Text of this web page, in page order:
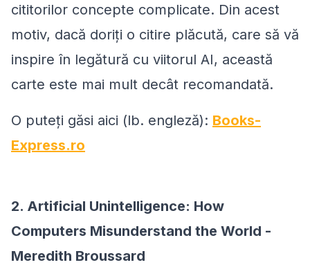
cititorilor concepte complicate. Din acest
motiv, dacă doriți o citire plăcută, care să vă
inspire în legătură cu viitorul AI, această
carte este mai mult decât recomandată.
O puteți găsi aici (lb. engleză): Books-
Express.ro
2. Artificial Unintelligence: How
Computers Misunderstand the World -
Meredith Broussard